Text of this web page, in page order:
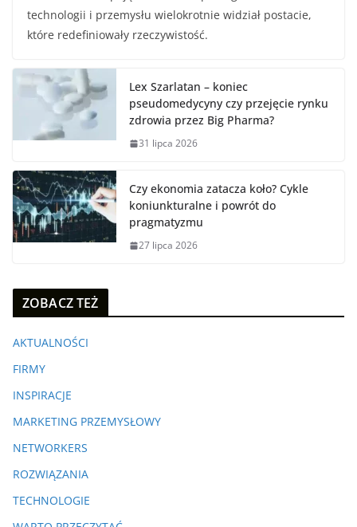
technologii i przemysłu wielokrotnie widział postacie,
które redefiniowały rzeczywistość.
Lex Szarlatan – koniec
pseudomedycyny czy przejęcie rynku
zdrowia przez Big Pharma?
31 lipca 2026
Czy ekonomia zatacza koło? Cykle
koniunkturalne i powrót do
pragmatyzmu
27 lipca 2026
ZOBACZ TEŻ
AKTUALNOŚCI
FIRMY
INSPIRACJE
MARKETING PRZEMYSŁOWY
NETWORKERS
ROZWIĄZANIA
TECHNOLOGIE